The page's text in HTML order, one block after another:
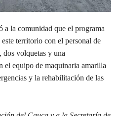
a la comunidad que el programa
territorio con el personal de
dos volquetas y una
el equipo de maquinaria amarilla
y la rehabilitación de las